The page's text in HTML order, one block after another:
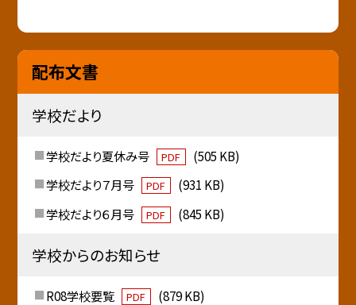
配布文書
学校だより
学校だより夏休み号 PDF
(505 KB)
学校だより７月号
PDF
(931 KB)
学校だより６月号
PDF (845 KB)
学校からのお知らせ
R08学校要覧 PDF (879 KB)